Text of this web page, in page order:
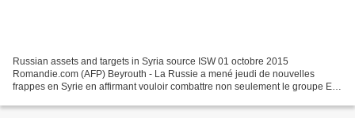
Russian assets and targets in Syria source ISW 01 octobre 2015
Romandie.com (AFP) Beyrouth - La Russie a mené jeudi de nouvelles
frappes en Syrie en affirmant vouloir combattre non seulement le groupe Etat